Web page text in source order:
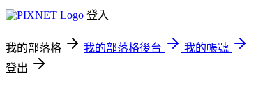
登入
我的部落格 我的部落格後台
我的帳號
登出